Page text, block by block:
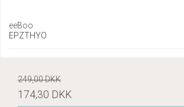
eeBoo
EPZTHYO
249,00 DKK
174,30 DKK